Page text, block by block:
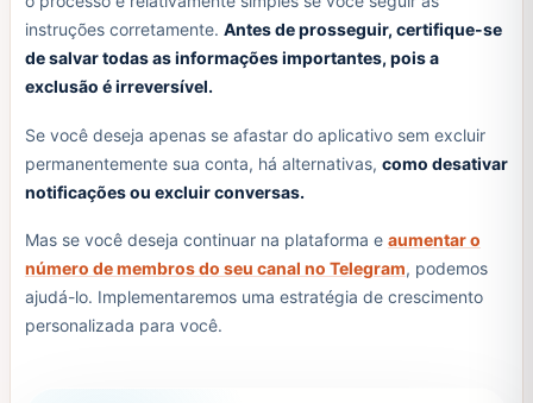
instruções corretamente. Antes de prosseguir, certifique-se
de salvar todas as informações importantes, pois a
exclusão é irreversível.
Se você deseja apenas se afastar do aplicativo sem excluir
permanentemente sua conta, há alternativas, como desativar
notificações ou excluir conversas.
Mas se você deseja continuar na plataforma e aumentar o
número de membros do seu canal no Telegram, podemos
ajudá-lo. Implementaremos uma estratégia de crescimento
personalizada para você.